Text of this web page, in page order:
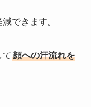
できます。
て顔への汗流れを